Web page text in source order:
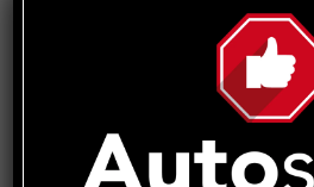
SHARE POST: